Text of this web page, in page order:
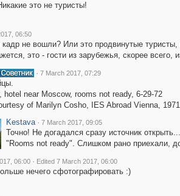
это не туристы!
06:50
кадр не вошли? Или это продвинутые
это - гости из зарубежья, скорее всего,
· 7 March 2017, 07:29
hotel near Moscow, rooms not ready, 6-29-72
of Marilyn Cosho, IES Abroad Vienna,
Kestava · 7 March 2017, 09:05
Точно! Не догадался сразу источник
"Rooms not ready". Слишком рано приехали,
06:00 · Edited 7 March 2017, 06:00
нечего сфотографировать :)